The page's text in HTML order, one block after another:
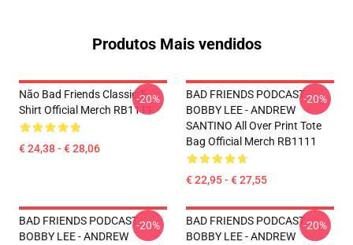
Produtos Mais vendidos
Não Bad Friends Classic T-
Shirt Official Merch RB1111
€ 24,38 - € 28,06
-20%
BAD FRIENDS PODCAST -
BOBBY LEE - ANDREW
SANTINO All Over Print Tote
Bag Official Merch RB1111
€ 22,95 - € 27,55
-20%
BAD FRIENDS PODCAST -
BOBBY LEE - ANDREW
-20%
BAD FRIENDS PODCAST -
BOBBY LEE - ANDREW
-20%